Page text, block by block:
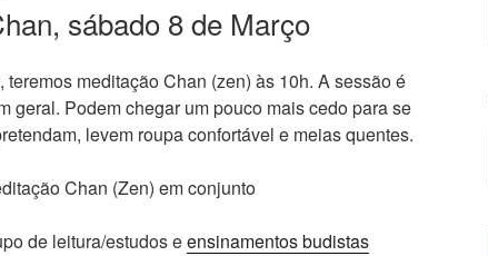
sábado 8 de Março
teremos meditação Chan (zen) às 10h. A sessão é
geral. Podem chegar um pouco mais cedo para se
levem roupa confortável e meias quentes.
Chan (Zen) em conjunto
de leitura/estudos eensinamentos budistas